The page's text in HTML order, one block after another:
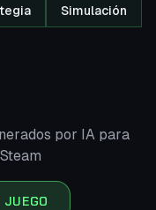
Simulación
por IA para